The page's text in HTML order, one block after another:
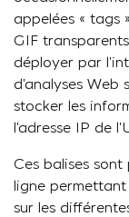
appelées « tags
GIF
déployer par
d’analyses
stocker les
l’adresse IP de
Ces balises
ligne
sur les